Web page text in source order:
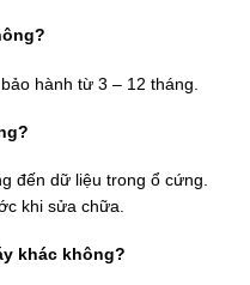
hành từ 3 – 12 tháng.
đến dữ liệu trong ổ cứng.
khi sửa chữa.
khác không?